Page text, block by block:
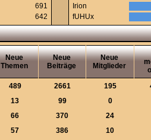
691
642
Irion
fUHUx
Neue
Themen
Neue
Beiträge
Neue
Mitglieder
489 2661 195
13 99
0
66 370
24
57 386
10